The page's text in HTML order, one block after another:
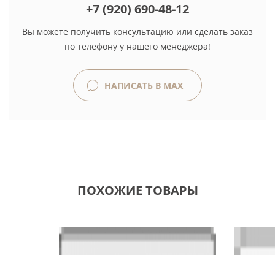
+7 (920) 690-48-12
Вы можете получить консультацию или сделать заказ
по телефону у нашего менеджера!
НАПИСАТЬ В MAX
ПОХОЖИЕ ТОВАРЫ